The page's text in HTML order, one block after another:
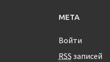
МЕТА
Войти
RSS записей